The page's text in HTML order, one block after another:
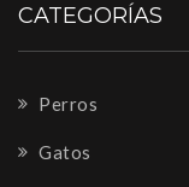
CATEGORÍAS
Perros
Gatos